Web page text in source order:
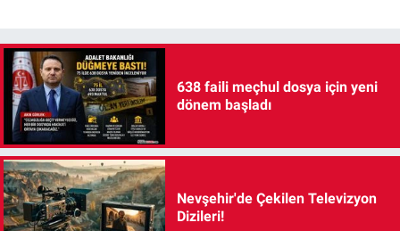
638 faili meçhul dosya için yeni
dönem başladı
Nevşehir'de Çekilen Televizyon
Dizileri!